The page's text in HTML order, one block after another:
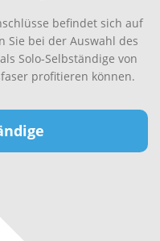
befindet sich auf
Sie bei der Auswahl des
Solo-Selbständige von
profitieren können.